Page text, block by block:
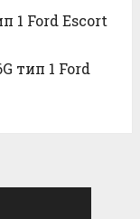
1 Ford Escort
тип 1 Ford